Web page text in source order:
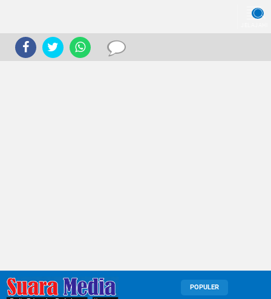
POPULER